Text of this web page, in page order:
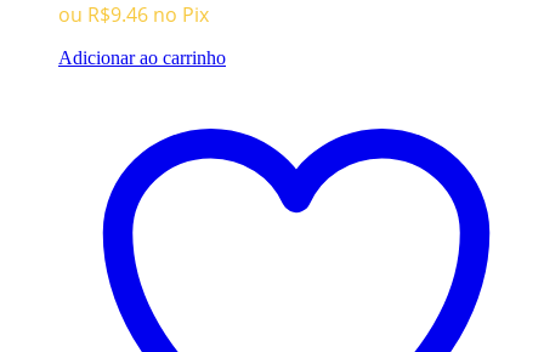
ou R$9.46 no Pix
Adicionar ao carrinho